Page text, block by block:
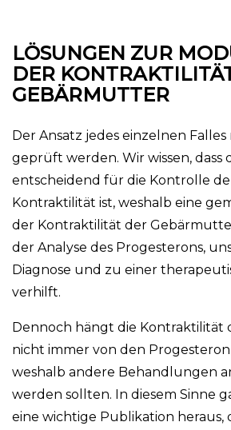
LÖSUNGEN ZUR
DER
GEBÄRMUTTER
Der Ansatz jedes einzelnen
geprüft werden. Wir wissen, dass
entscheidend für die Kontrolle
Kontraktilität ist, weshalb eine
der Kontraktilität der
der Analyse des Progesterons,
Diagnose und zu einer
verhilft.
Dennoch hängt die Kontraktilität
nicht immer von den
weshalb andere Behandlungen
werden sollten. In diesem Sinne
eine wichtige Publikation